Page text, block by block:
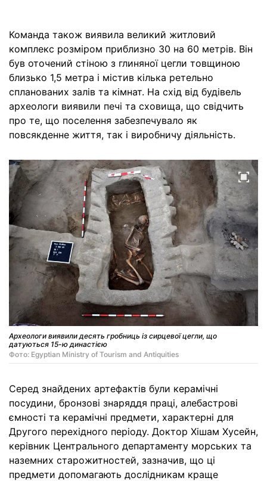
Команда також виявила великий житловий
комплекс розміром приблизно 30 на 60 метрів. Він
був оточений стіною з глиняної цегли товщиною
близько 1,5 метра і містив кілька ретельно
спланованих залів та кімнат. На схід від будівель
археологи виявили печі та сховища, що свідчить
про те, що поселення забезпечувало як
повсякденне життя, так і виробничу діяльність.
Археологи виявили десять гробниць із сирцевої цегли, що
датуються 15-ю династією
Фото: Egyptian Ministry of Tourism and Antiquities
Серед знайдених артефактів були керамічні
посудини, бронзові знаряддя праці, алебастрові
ємності та керамічні предмети, характерні для
Другого перехідного періоду. Доктор Хішам Хусейн,
керівник Центрального департаменту морських та
наземних старожитностей, зазначив, що ці
предмети допомагають дослідникам краще